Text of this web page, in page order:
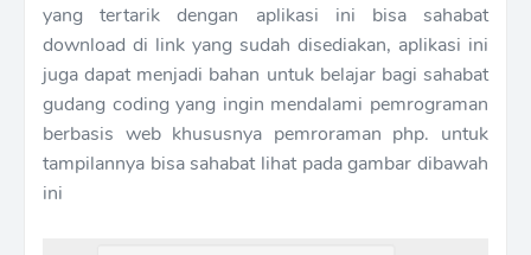
yang tertarik dengan aplikasi ini bisa sahabat
download di link yang sudah disediakan, aplikasi ini
juga dapat menjadi bahan untuk belajar bagi sahabat
gudang coding yang ingin mendalami pemrograman
berbasis web khususnya pemroraman php. untuk
tampilannya bisa sahabat lihat pada gambar dibawah
ini